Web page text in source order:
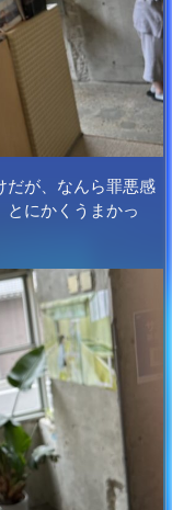
だが、なんら罪悪感
とにかくうまかっ